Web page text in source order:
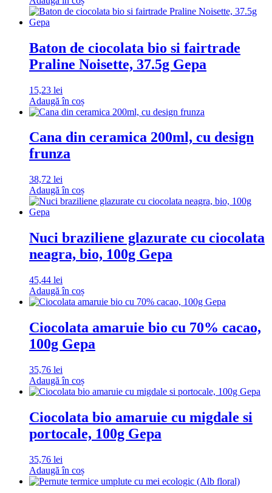
Baton de ciocolata bio si fairtrade
Praline Noisette, 37.5g Gepa
15,23 lei
Adaugă în coș
Cana din ceramica 200ml, cu design
frunza
38,72 lei
Adaugă în coș
Nuci braziliene glazurate cu ciocolata
neagra, bio, 100g Gepa
45,44 lei
Adaugă în coș
Ciocolata amaruie bio cu 70% cacao,
100g Gepa
35,76 lei
Adaugă în coș
Ciocolata bio amaruie cu migdale si
portocale, 100g Gepa
35,76 lei
Adaugă în coș